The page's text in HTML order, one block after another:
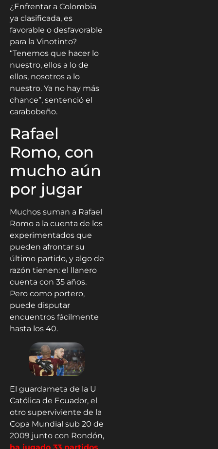
¿Enfrentar a Colombia
ya clasificada, es
favorable o desfavorable
para la Vinotinto?
“Tenemos que hacer lo
nuestro, ellos a lo de
ellos, nosotros a lo
nuestro. Ya no hay más
chance”, sentenció el
carabobeño.
Rafael
Romo, con
mucho aún
por jugar
Muchos suman a Rafael
Romo a la cuenta de los
experimentados que
pueden afrontar su
último partido, y algo de
razón tienen: el llanero
cuenta con 35 años.
Pero como portero,
puede disputar
encuentros fácilmente
hasta los 40.
El guardameta de la U
Católica de Ecuador, el
otro superviviente de la
Copa Mundial sub 20 de
2009 junto con Rondón,